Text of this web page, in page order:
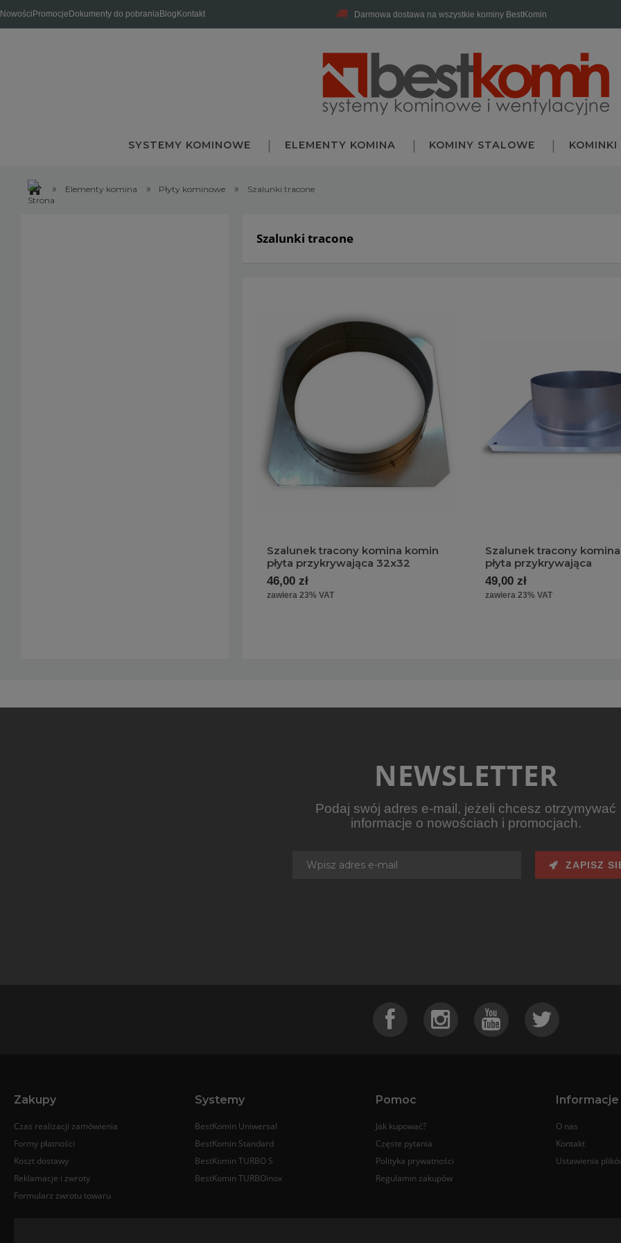
Nowości Promocje Dokumenty do pobraniaBlog Kontakt Darmowa dostawa na wszystkie kominy BestKomin
SYSTEMY KOMINOWE ELEMENTY KOMINA KOMINY STALOWE KOMINKI
» Elementy komina » Płyty kominowe » Szalunki tracone
Szalunki tracone
Szalunek tracony komina komin
płyta przykrywająca 32x32
46,00 zł
zawiera 23% VAT
Szalunek tracony
płyta przykrywająca
49,00 zł
zawiera 23% VAT
NEWSLETTER
Podaj swój adres e-mail, jeżeli chcesz otrzymywać
informacje o nowościach i promocjach.
ZAPISZ
Zakupy
Czas realizacji zamówienia
Formy płatności
Koszt dostawy
Reklamacje i zwroty
Formularz zwrotu towaru
Systemy
BestKomin Uniwersal
BestKomin Standard
BestKomin TURBO S
BestKomin TURBOinox
Pomoc
Jak kupować?
Częste pytania
Polityka prywatności
Regulamin zakupów
Informacje
O nas
Kontakt
Ustawienia